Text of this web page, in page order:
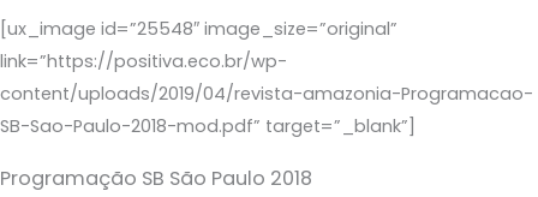
[ux_image id=”25548″ image_size=”original”
link=”https://positiva.eco.br/wp-
content/uploads/2019/04/revista-amazonia-Programacao-
SB-Sao-Paulo-2018-mod.pdf” target=”_blank”]
Programação SB São Paulo 2018